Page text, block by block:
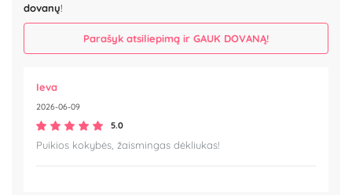
dovanų!
Parašyk atsiliepimą ir GAUK DOVANĄ!
Ieva
2026-06-09
5.0
Puikios kokybės, žaismingas dėkliukas!